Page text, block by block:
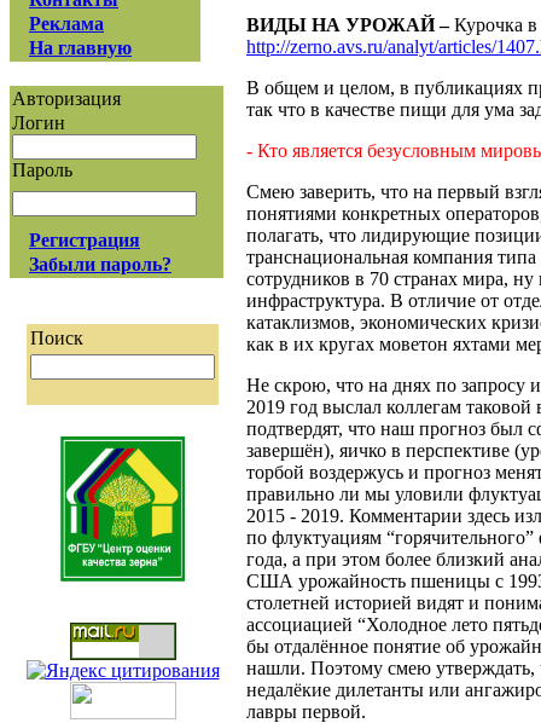
Реклама
На главную
Авторизация
Логин
Пароль
Регистрация
Забыли пароль?
Поиск
ВИДЫ НА УРОЖАЙ –Курочка в
http://zerno.avs.ru/analyt/articles/
В общем и целом, в публикациях
так что в качестве пищи для ума
- Кто является безусловным
Смею заверить, что на первый
понятиями конкретных
полагать, что лидирующие
транснациональная компания
сотрудников в 70 странах мира,
инфраструктура. В отличие от
катаклизмов, экономических
как в их кругах моветон яхтами
Не скрою, что на днях по запросу
2019 год выслал коллегам таковой
подтвердят, что наш прогноз был
завершён), яичко в перспективе
торбой воздержусь и прогноз
правильно ли мы уловили
2015 - 2019. Комментарии здесь
по флуктуациям
года, а при этом более близкий
США урожайность пшеницы с 1993
столетней историей видят и
ассоциацией “Холодное лето
бы отдалённое понятие об
нашли. Поэтому смею утверждать,
недалёкие дилетанты или
лавры первой.